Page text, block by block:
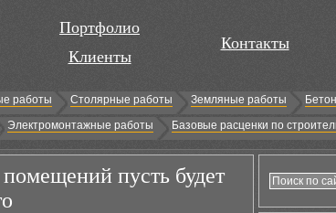
Портфолио
Клиенты
Контакты
работы Столярные работы Земляные работы
Электромонтажные работы Базовые расценки по
пусть будет